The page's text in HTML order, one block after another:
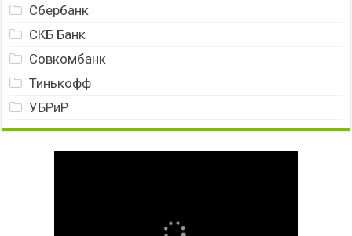
Сбербанк
СКБ Банк
Совкомбанк
Тинькофф
УБРиР